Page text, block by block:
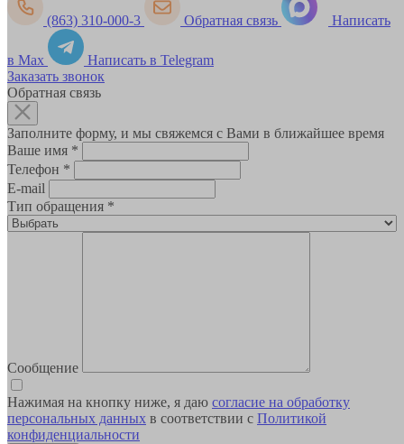
(863) 310-000-3 Обратная связь Написать
в Max
Написать в Telegram
Заказать звонок
Обратная связь
Заполните форму, и мы свяжемся с Вами в ближайшее время
Ваше имя *
Телефон *
E-mail
Тип обращения *
Сообщение
Нажимая на кнопку ниже, я даю согласие на обработку
персональных данных в соответствии с Политикой
конфиденциальности